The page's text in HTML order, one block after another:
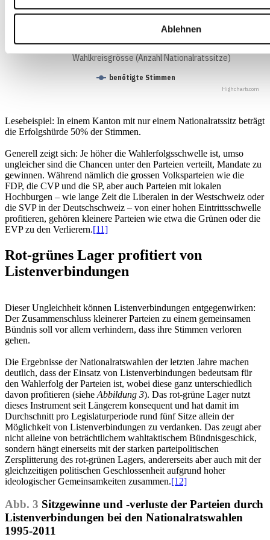
Ablehnen
Wahlkreisgrösse (Anzahl Nationalratssitze)
benötigte Stimmen
1 2 3 4 5 6 7 8 10 11 12 15 18 26 34
10
Highcharts.com
Lesebeispiel: In einem Kanton mit nur einem Nationalratssitz beträgt
die Erfolgshürde 50% der Stimmen.
Generell zeigt sich: Je höher die Wahlerfolgsschwelle ist, umso
ungleicher sind die Chancen unter den Parteien verteilt, Mandate zu
gewinnen. Während nämlich die grossen Volksparteien wie die
FDP, die CVP und die SP, aber auch Parteien mit lokalen
Hochburgen – wie lange Zeit die Liberalen in der Westschweiz oder
die SVP in der Deutschschweiz – von einer hohen Eintrittsschwelle
profitieren, gehören kleinere Parteien wie etwa die Grünen oder die
EVP zu den Verlierern.[11]
Rot-grünes Lager profitiert von
Listenverbindungen
Dieser Ungleichheit können Listenverbindungen entgegenwirken:
Der Zusammenschluss kleinerer Parteien zu einem gemeinsamen
Bündnis soll vor allem verhindern, dass ihre Stimmen verloren
gehen.
Die Ergebnisse der Nationalratswahlen der letzten Jahre machen
deutlich, dass der Einsatz von Listenverbindungen bedeutsam für
den Wahlerfolg der Parteien ist, wobei diese ganz unterschiedlich
davon profitieren (siehe Abbildung 3). Das rot-grüne Lager nutzt
dieses Instrument seit Längerem konsequent und hat damit im
Durchschnitt pro Legislaturperiode rund fünf Sitze allein der
Möglichkeit von Listenverbindungen zu verdanken. Das zeugt aber
nicht alleine von beträchtlichem wahltaktischem Bündnisgeschick,
sondern hängt einerseits mit der starken parteipolitischen
Zersplitterung des rot-grünen Lagers, andererseits aber auch mit der
gleichzeitigen politischen Geschlossenheit aufgrund hoher
ideologischer Gemeinsamkeiten zusammen.[12]
Abb. 3 Sitzgewinne und -verluste der Parteien durch
Listenverbindungen bei den Nationalratswahlen
1995-2011